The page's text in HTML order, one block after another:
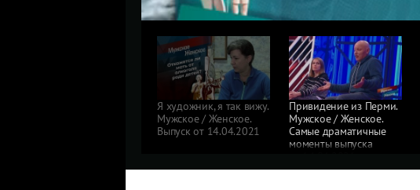
Я художник, я так вижу.
Мужское / Женское.
Выпуск от 14.04.2021
Привидение из Перми.
Мужское / Женское.
Самые драматичные
моменты выпуска